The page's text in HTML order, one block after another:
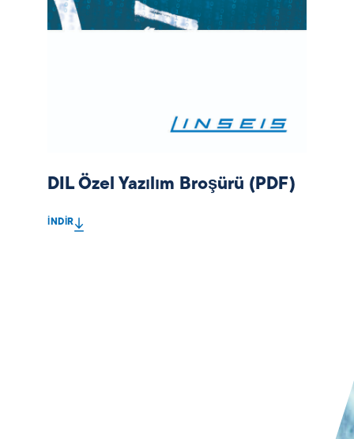
DIL Özel Yazılım Broşürü (PDF)
İNDIR